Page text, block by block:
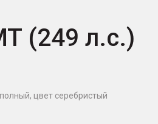
(249 л.с.)
цвет серебристый